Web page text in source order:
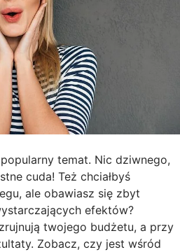
temat. Nic dziwnego,
cuda! Też chciałbyś
ale obawiasz się zbyt
efektów?
twojego budżetu, a przy
Zobacz, czy jest wśród